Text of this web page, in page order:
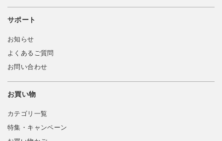
サポート
お知らせ
よくあるご質問
お問い合わせ
お買い物
カテゴリ一覧
特集・キャンペーン